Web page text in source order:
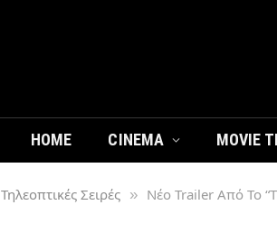
HOME CINEMA MOVIE
Τηλεοπτικές Σειρές » Νέο Trailer Από Το